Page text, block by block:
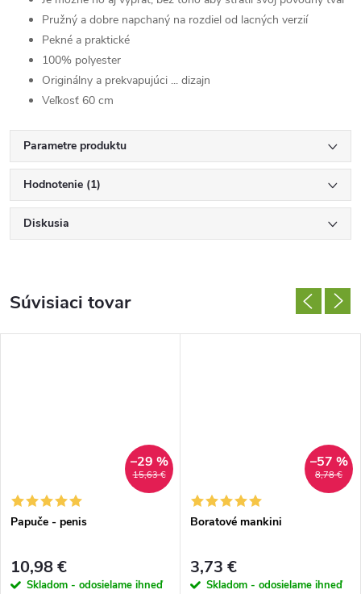
Pružný a dobre napchaný na rozdiel od lacných verzií
Pekné a praktické
100% polyester
Originálny a prekvapujúci ... dizajn
Veľkosť 60 cm
Parametre produktu
Hodnotenie (1)
Diskusia
Súvisiaci tovar
15,63 €
–29 %
Papuče - penis
10,98 €
Skladom - odosielame ihneď
8,78 €
–57 %
Boratové mankini
3,73 €
Skladom - odosielame ihneď